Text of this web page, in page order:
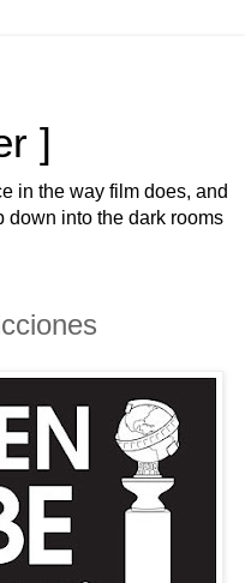
]
in the way film does, and
down into the dark rooms